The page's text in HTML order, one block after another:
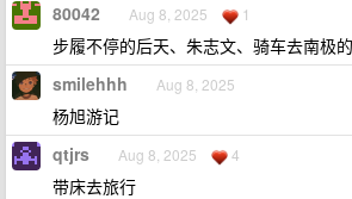
80042 Aug 8, 2025 1
步履不停的后天、朱志文、骑车去南极
smilehhh Aug 8, 2025
杨旭游记
qtjrs Aug 8, 2025 4
带床去旅行